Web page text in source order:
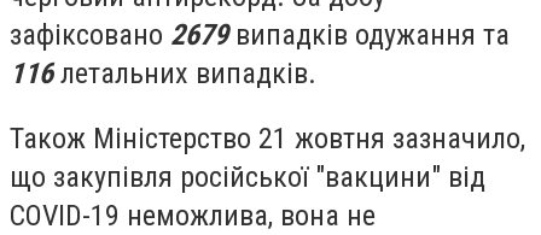
зафіксовано 2679випадків одужання та
116летальних випадків.
Також Міністерство 21 жовтня зазначило,
що закупівля російської "вакцини" від
COVID-19 неможлива, вона не